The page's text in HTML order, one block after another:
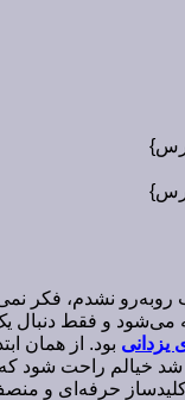
نشدم، فکر
می‌شود و فقط
یزدانی بود. از همان
خیالم راحت شود که
کلیدساز حرفه‌ای و